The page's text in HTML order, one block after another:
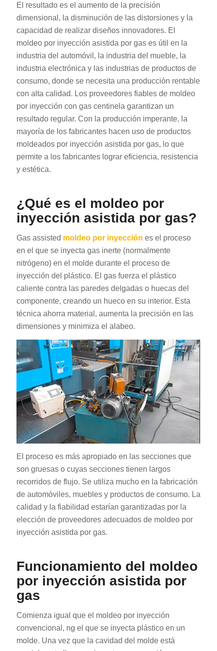
El resultado es el aumento de la precisión
dimensional, la disminución de las distorsiones y la
capacidad de realizar diseños innovadores. El
moldeo por inyección asistida por gas es útil en la
industria del automóvil, la industria del mueble, la
industria electrónica y las industrias de productos de
consumo, donde se necesita una producción rentable
con alta calidad. Los proveedores fiables de moldeo
por inyección con gas centinela garantizan un
resultado regular. Con la producción imperante, la
mayoría de los fabricantes hacen uso de productos
moldeados por inyección asistida por gas, lo que
permite a los fabricantes lograr eficiencia, resistencia
y estética.
¿Qué es el moldeo por
inyección asistida por gas?
Gas assisted moldeo por inyección es el proceso
en el que se inyecta gas inerte (normalmente
nitrógeno) en el molde durante el proceso de
inyección del plástico. El gas fuerza el plástico
caliente contra las paredes delgadas o huecas del
componente, creando un hueco en su interior. Esta
técnica ahorra material, aumenta la precisión en las
dimensiones y minimiza el alabeo.
El proceso es más apropiado en las secciones que
son gruesas o cuyas secciones tienen largos
recorridos de flujo. Se utiliza mucho en la fabricación
de automóviles, muebles y productos de consumo. La
calidad y la fiabilidad estarían garantizadas por la
elección de proveedores adecuados de moldeo por
inyección asistida por gas.
Funcionamiento del moldeo
por inyección asistida por
gas
Comienza igual que el moldeo por inyección
convencional, ng el que se inyecta plástico en un
molde. Una vez que la cavidad del molde está